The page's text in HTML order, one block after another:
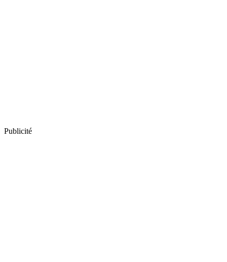
Publicité